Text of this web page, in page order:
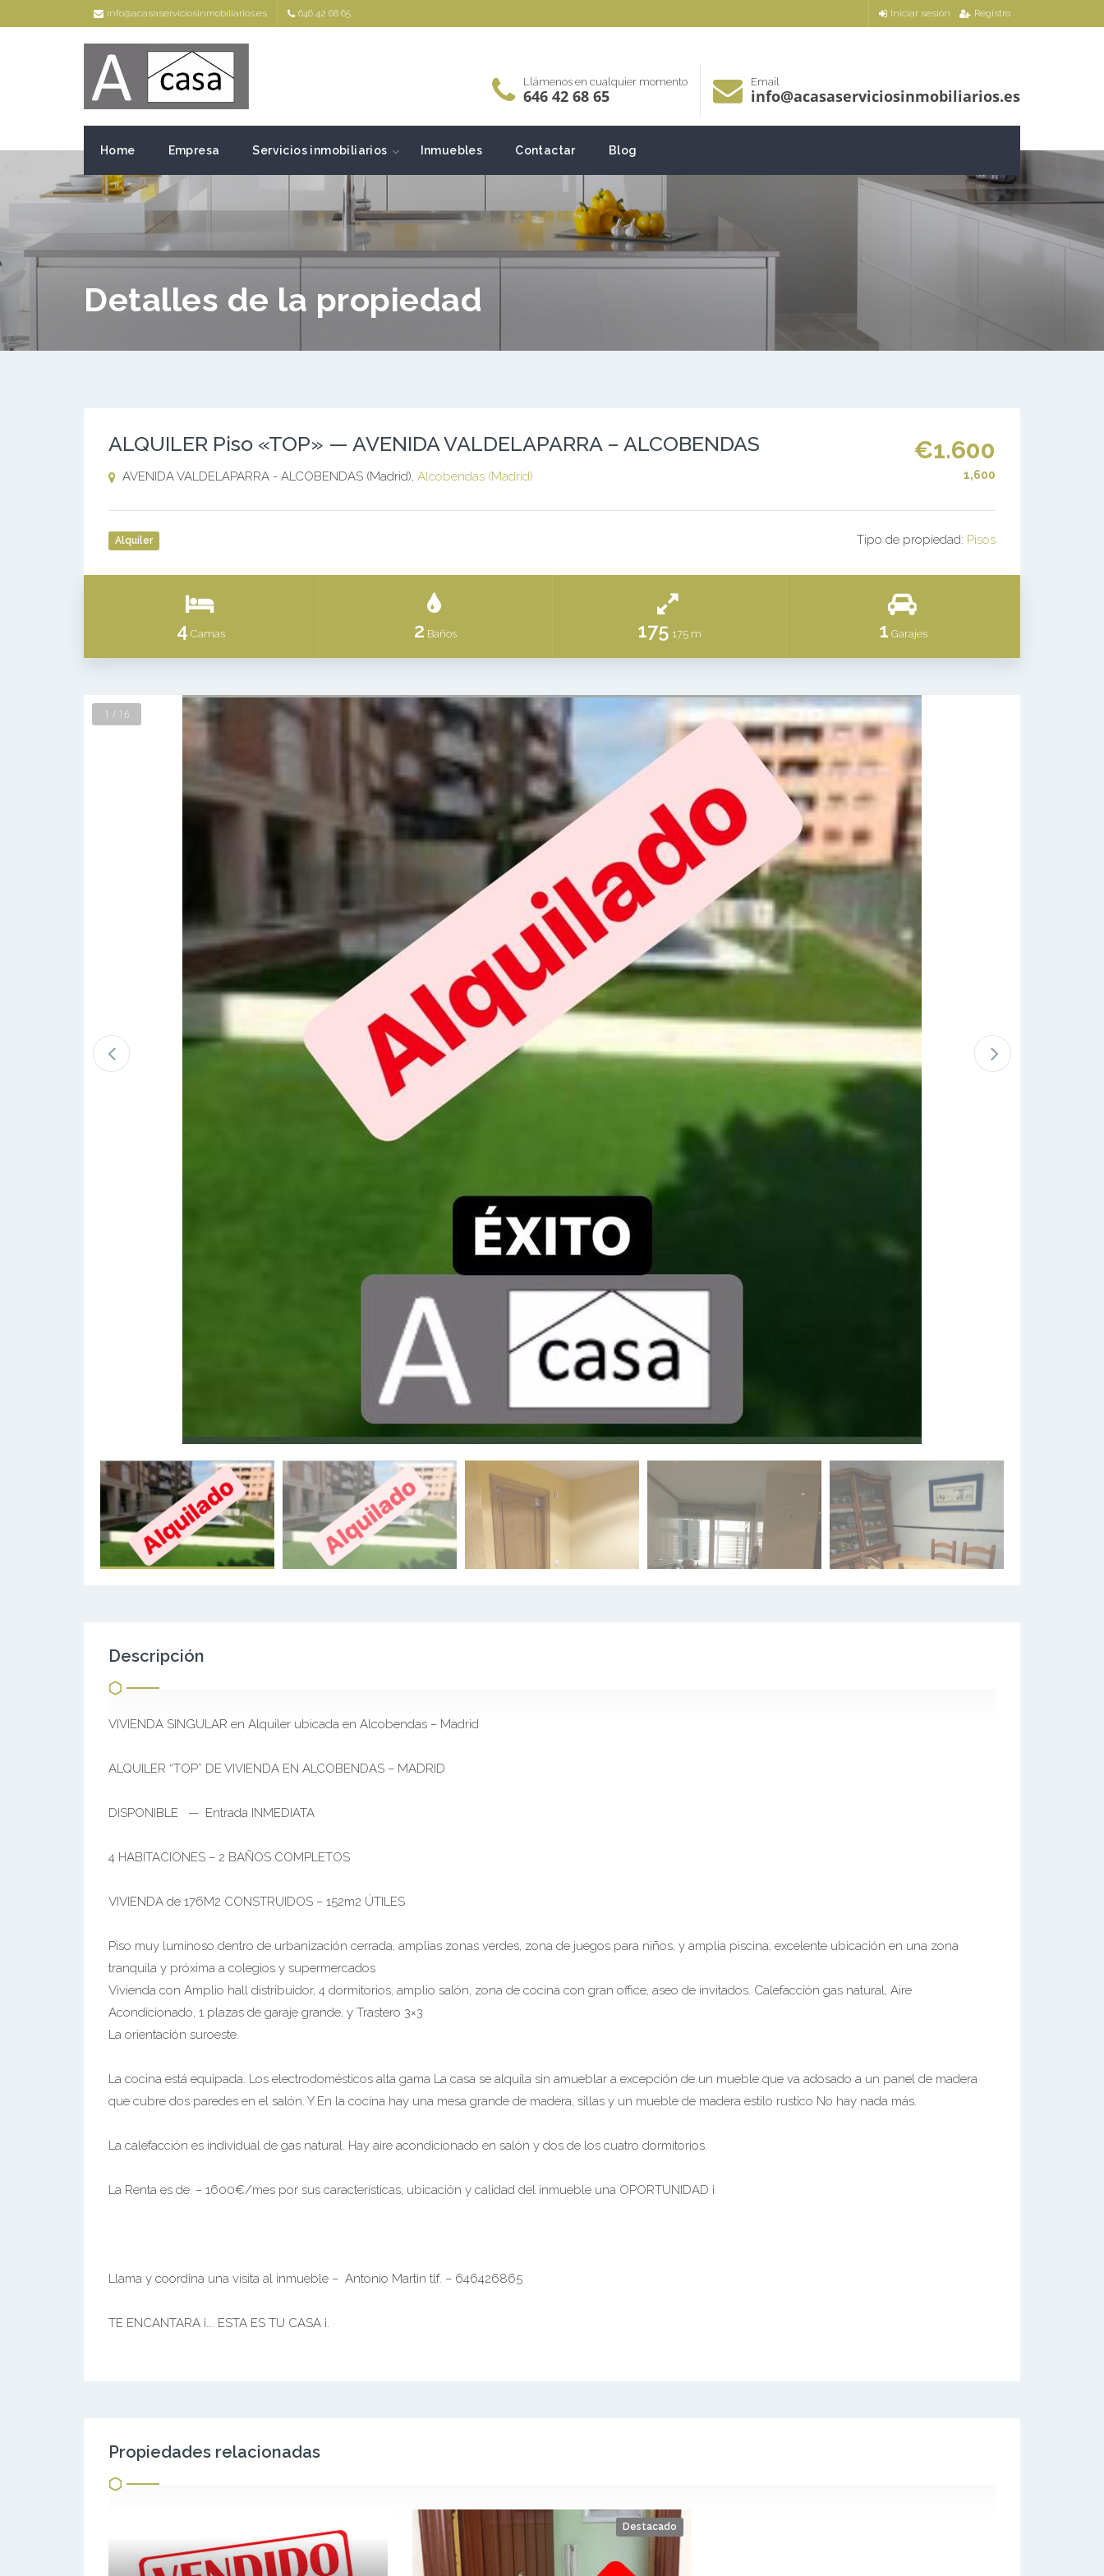
info@acasaserviciosinmobiliarios.es 646 42 68 65 Iniciar sesión Registro
Llámenos en cualquier momento
646 42 68 65
Email
info@acasaserviciosinmobiliarios.es
Home Empresa Servicios inmobiliarios Inmuebles Contactar Blog
Detalles de la propiedad
ALQUILER Piso «TOP» — AVENIDA VALDELAPARRA – ALCOBENDAS €1.600
1,600
AVENIDA VALDELAPARRA - ALCOBENDAS (Madrid), Alcobendas (Madrid)
Alquiler Tipo de propiedad: Pisos
4 Camas 2 Baños 175 175 m 1 Garajes
1 / 16
Descripción
VIVIENDA SINGULAR en Alquiler ubicada en Alcobendas – Madrid
ALQUILER “TOP” DE VIVIENDA EN ALCOBENDAS – MADRID
DISPONIBLE — Entrada INMEDIATA
4 HABITACIONES – 2 BAÑOS COMPLETOS
VIVIENDA de 176M2 CONSTRUIDOS – 152m2 ÚTILES
Piso muy luminoso dentro de urbanización cerrada, amplias zonas verdes, zona de juegos para niños, y amplia piscina; excelente ubicación en una zona
tranquila y próxima a colegios y supermercados
Vivienda con Amplio hall distribuidor, 4 dormitorios, amplio salón, zona de cocina con gran office, aseo de invitados. Calefacción gas natural, Aire
Acondicionado, 1 plazas de garaje grande, y Trastero 3×3
La orientación suroeste.
La cocina está equipada. Los electrodomésticos alta gama La casa se alquila sin amueblar a excepción de un mueble que va adosado a un panel de madera
que cubre dos paredes en el salón. Y En la cocina hay una mesa grande de madera, sillas y un mueble de madera estilo rustico No hay nada más.
La calefacción es individual de gas natural. Hay aire acondicionado en salón y dos de los cuatro dormitorios.
La Renta es de. – 1600€/mes por sus características, ubicación y calidad del inmueble una OPORTUNIDAD ¡
Llama y coordina una visita al inmueble – Antonio Martin tlf. – 646426865
TE ENCANTARA ¡…. ESTA ES TU CASA ¡.
Propiedades relacionadas
Destacado